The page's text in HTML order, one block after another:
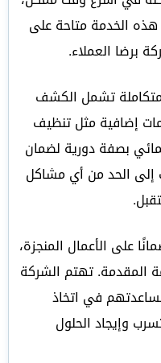
هذه الخدمة متاحة على
برضا العملاء.
تشمل الكشف
إضافية مثل تنظيف
بصفة دورية لضمان
إلى الحد من أي مشاكل
على الأعمال المنجزة،
المقدمة. تهتم الشركة
في اتخاذ
وإيجاد الحلول